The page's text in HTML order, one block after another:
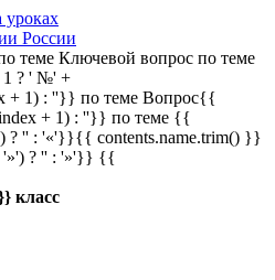
уроках
России
теме Ключевой вопрос по теме
1 ? ' №' +
+ 1) : ''}} по теме Вопрос{{
+ 1) : ''}} по теме {{
? '' : '«'}}{{ contents.name.trim() }}
'»') ? '' : '»'}} {{
класс